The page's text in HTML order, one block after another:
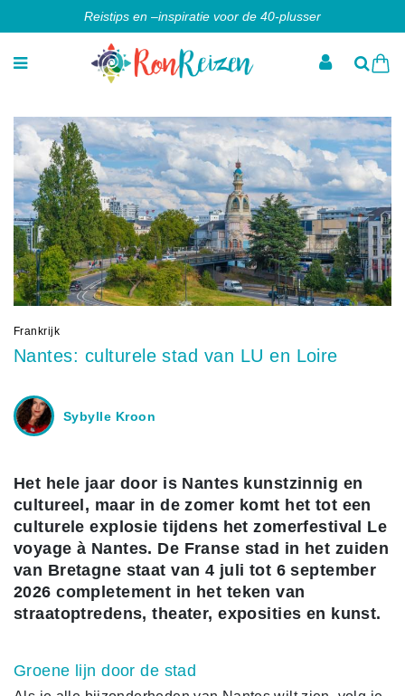
Reistips en –inspiratie voor de 40-plusser
Frankrijk
Nantes: culturele stad van LU en Loire
Sybylle Kroon
Het hele jaar door is Nantes kunstzinnig en
cultureel, maar in de zomer komt het tot een
culturele explosie tijdens het zomerfestival Le
voyage à Nantes. De Franse stad in het zuiden
van Bretagne staat van 4 juli tot 6 september
2026 completement in het teken van
straatoptredens, theater, exposities en kunst.
Groene lijn door de stad